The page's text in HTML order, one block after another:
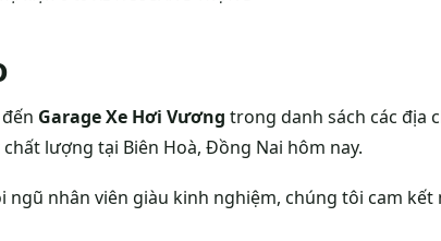
Garage Xe Hơi Vương trong danh sách các địa
lượng tại Biên Hoà, Đồng Nai hôm nay.
ngũ nhân viên giàu kinh nghiệm, chúng tôi cam